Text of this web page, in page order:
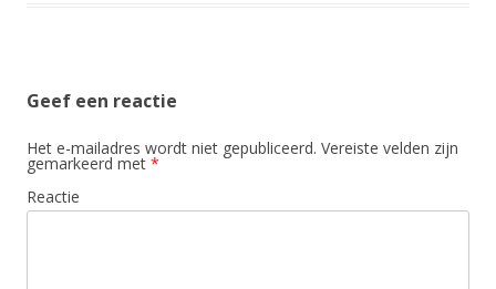
Geef een reactie
Het e-mailadres wordt niet gepubliceerd. Vereiste velden zijn
gemarkeerd met *
Reactie